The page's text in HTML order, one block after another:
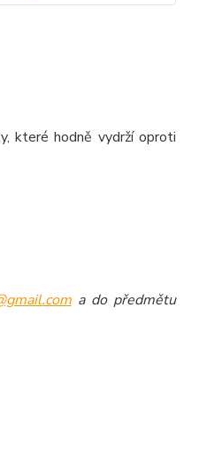
které hodně vydrží oproti
a do předmětu